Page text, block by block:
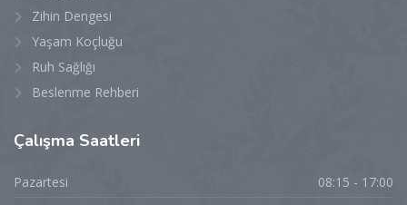
Zihin Dengesi
Yaşam Koçluğu
Ruh Sağlığı
Beslenme Rehberi
Çalışma Saatleri
Pazartesi
08:15 - 17:00